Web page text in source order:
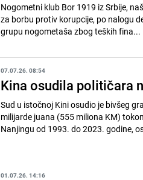
Nogometni klub Bor 1919 iz Srbije,
za borbu protiv korupcije, po nalogu
grupu nogometaša zbog teških fina...
07.07.26. 08:54
Kina osudila političara
Sud u istočnoj Kini osudio je bivšeg
milijarde juana (555 miliona KM)
Nanjingu od 1993. do 2023. godine,
01.07.26. 14:16